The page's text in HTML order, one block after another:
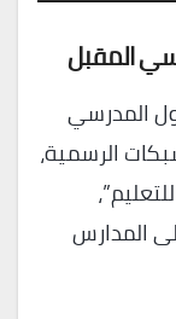
المقبل
المدرسي
الرسمية،
المدارس